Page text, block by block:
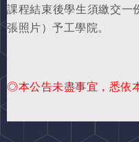
課程結束後學生須繳交一
張照片）予工學院。
◎本公告未盡事宜，悉依